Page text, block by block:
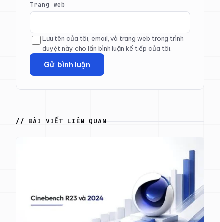
Trang web
Lưu tên của tôi, email, và trang web trong trình
duyệt này cho lần bình luận kế tiếp của tôi.
// BÀI VIẾT LIÊN QUAN